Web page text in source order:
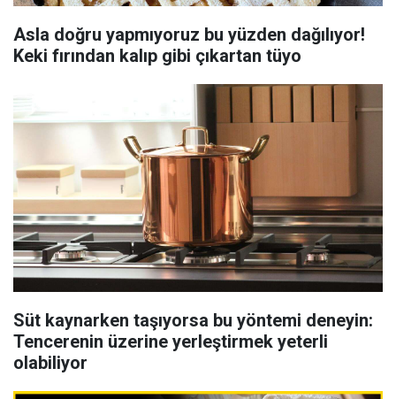
Asla doğru yapmıyoruz bu yüzden dağılıyor!
Keki fırından kalıp gibi çıkartan tüyo
Süt kaynarken taşıyorsa bu yöntemi deneyin:
Tencerenin üzerine yerleştirmek yeterli
olabiliyor